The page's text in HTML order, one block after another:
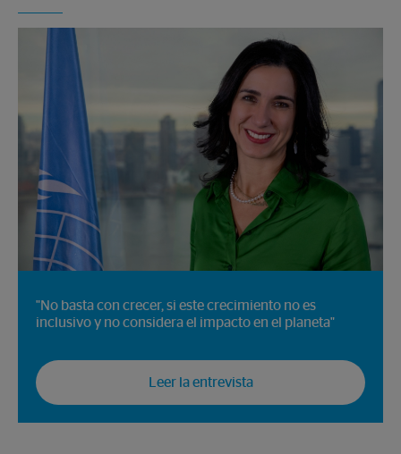
"No basta con crecer, si este crecimiento no es
inclusivo y no considera el impacto en el planeta"
Leer la entrevista